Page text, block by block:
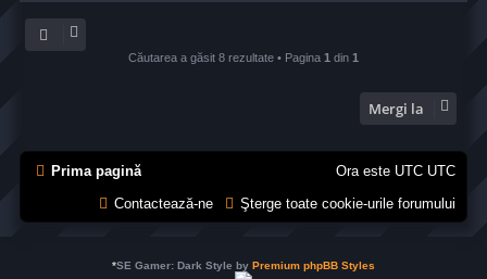
Căutarea a găsit 8 rezultate • Pagina 1 din 1
Mergi la
Prima pagină
Ora este UTC UTC
Şterge toate cookie-urile forumului
Contactează-ne
*SE Gamer: Dark Style by Premium phpBB Styles